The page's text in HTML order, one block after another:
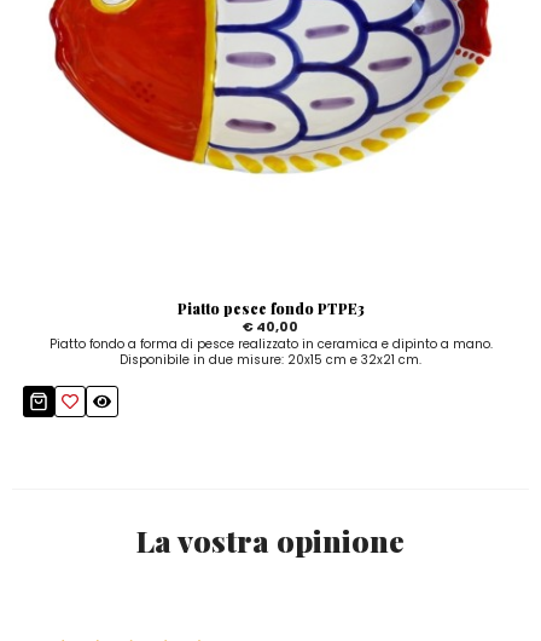
Piatto pesce fondo PTPE3
€ 40,00
Piatto fondo a forma di pesce realizzato in ceramica e dipinto a mano.
Disponibile in due misure: 20x15 cm e 32x21 cm.
La vostra opinione